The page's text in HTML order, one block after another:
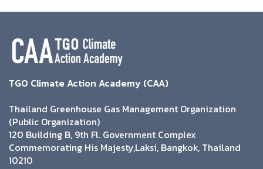
TGO Climate Action Academy (CAA)
Thailand Greenhouse Gas Management Organization
(Public Organization)
120 Building B, 9th Fl. Government Complex
Commemorating His Majesty,Laksi, Bangkok, Thailand
10210